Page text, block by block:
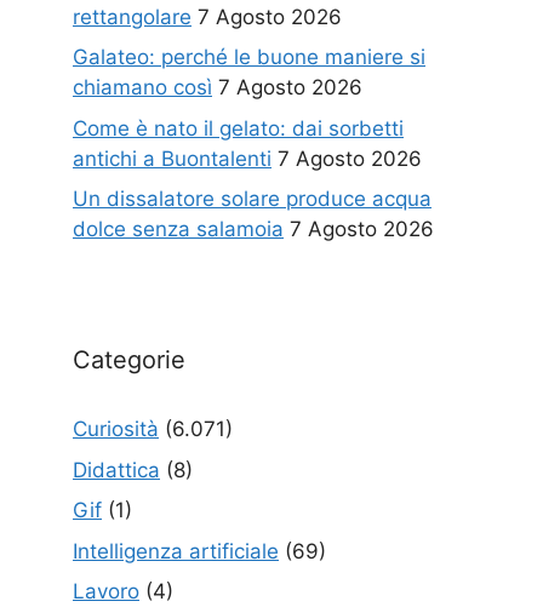
rettangolare 7 Agosto 2026
Galateo: perché le buone maniere si
chiamano così 7 Agosto 2026
Come è nato il gelato: dai sorbetti
antichi a Buontalenti 7 Agosto 2026
Un dissalatore solare produce acqua
dolce senza salamoia 7 Agosto 2026
Categorie
Curiosità (6.071)
Didattica (8)
Gif (1)
Intelligenza artificiale (69)
Lavoro (4)